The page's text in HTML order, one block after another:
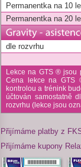
Permanentka na 10
Permanentka na 20
dle rozvrhu
Lekce na GTS ® jsou
Cena lekce na GTS
kontrolou a trénink
účtován samostatně
rozvrhu (lekce jsou
Přijímáme platby z
Přijímáme kupony